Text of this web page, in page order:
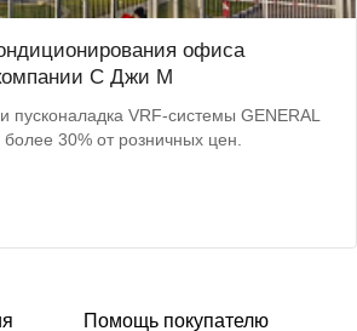
офиса
С Джи М
пусконаладка VRF-системы GENERAL
более 30% от розничных цен.
Помощь покупателю